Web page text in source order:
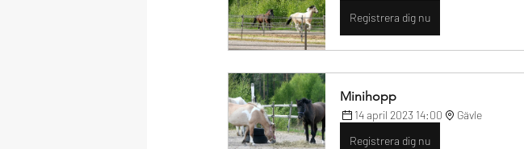
Registrera dig nu
Minihopp
14 april 2023 14:00
Gävle
Registrera dig nu